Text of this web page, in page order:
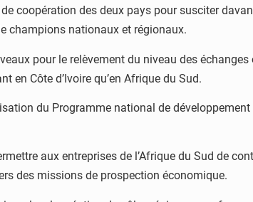
coopération des deux pays pour susciter
champions nationaux et régionaux.
pour le relèvement du niveau des
en Côte d’Ivoire qu’en Afrique du Sud.
du Programme national de développement
aux entreprises de l’Afrique du Sud de
des missions de prospection économique.